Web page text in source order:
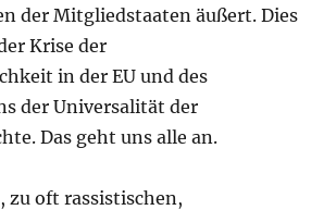
der Mitgliedstaaten äußert. Dies
Krise der
in der EU und des
der Universalität der
Das geht uns alle an.
zu oft rassistischen,